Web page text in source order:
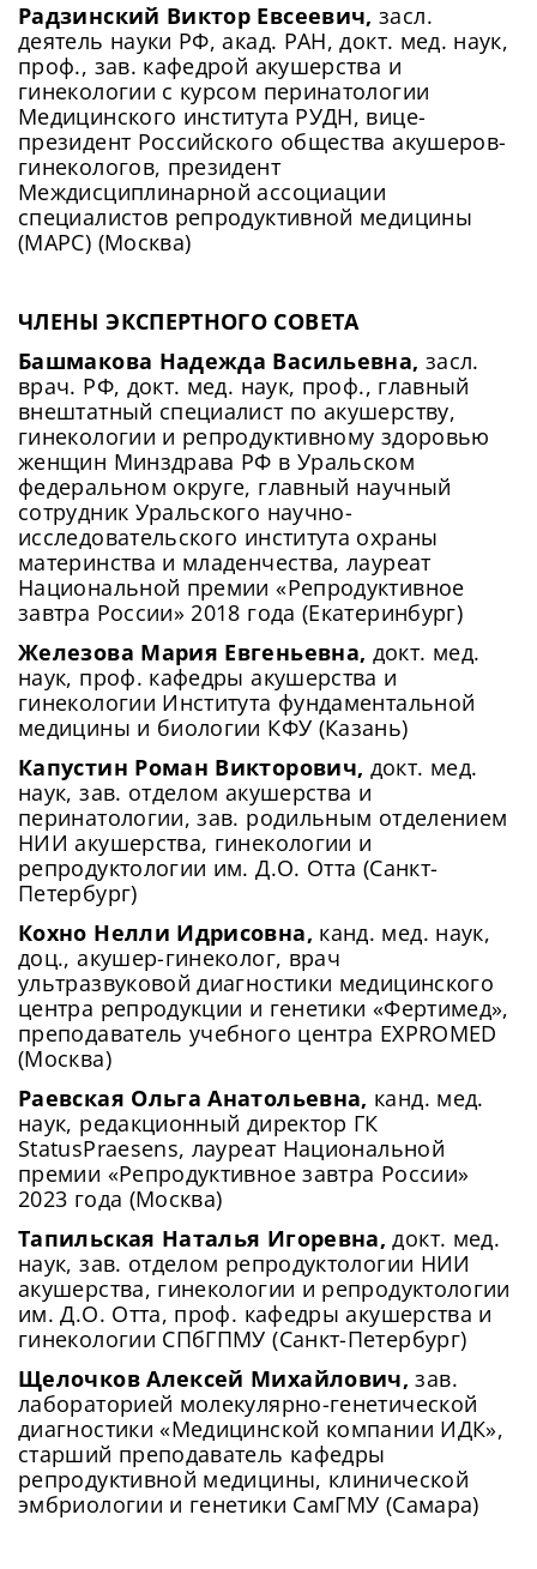
Радзинский Виктор Евсеевич, засл.
деятель науки РФ, акад. РАН, докт. мед. наук,
проф., зав. кафедрой акушерства и
гинекологии с курсом перинатологии
Медицинского института РУДН, вице-
президент Российского общества акушеров-
гинекологов, президент
Междисциплинарной ассоциации
специалистов репродуктивной медицины
(МАРС) (Москва)
ЧЛЕНЫ ЭКСПЕРТНОГО СОВЕТА
Башмакова Надежда Васильевна, засл.
врач. РФ, докт. мед. наук, проф., главный
внештатный специалист по акушерству,
гинекологии и репродуктивному здоровью
женщин Минздрава РФ в Уральском
федеральном округе, главный научный
сотрудник Уральского научно-
исследовательского института охраны
материнства и младенчества, лауреат
Национальной премии «Репродуктивное
завтра России» 2018 года (Екатеринбург)
Железова Мария Евгеньевна, докт. мед.
наук, проф. кафедры акушерства и
гинекологии Института фундаментальной
медицины и биологии КФУ (Казань)
Капустин Роман Викторович, докт. мед.
наук, зав. отделом акушерства и
перинатологии, зав. родильным отделением
НИИ акушерства, гинекологии и
репродуктологии им. Д.О. Отта (Санкт-
Петербург)
Кохно Нелли Идрисовна, канд. мед. наук,
доц., акушер-гинеколог, врач
ультразвуковой диагностики медицинского
центра репродукции и генетики «Фертимед»,
преподаватель учебного центра EXPROMED
(Москва)
Раевская Ольга Анатольевна, канд. мед.
наук, редакционный директор ГК
StatusPraesens, лауреат Национальной
премии «Репродуктивное завтра России»
2023 года (Москва)
Тапильская Наталья Игоревна, докт. мед.
наук, зав. отделом репродуктологии НИИ
акушерства, гинекологии и репродуктологии
им. Д.О. Отта, проф. кафедры акушерства и
гинекологии СПбГПМУ (Санкт-Петербург)
Щелочков Алексей Михайлович, зав.
лабораторией молекулярно-генетической
диагностики «Медицинской компании ИДК»,
старший преподаватель кафедры
репродуктивной медицины, клинической
эмбриологии и генетики СамГМУ (Самара)